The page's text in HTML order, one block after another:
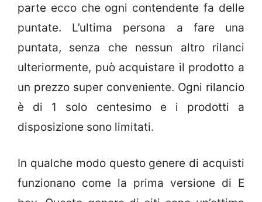
parte ecco che ogni contendente fa delle
puntate. L’ultima persona a fare una
puntata, senza che nessun altro rilanci
ulteriormente, può acquistare il prodotto a
un prezzo super conveniente. Ogni rilancio
è di 1 solo centesimo e i prodotti a
disposizione sono limitati.
In qualche modo questo genere di acquisti
funzionano come la prima versione di E